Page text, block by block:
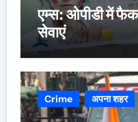
एम्स: ओपीडी में
सेवाएं
Crime अपना शहर